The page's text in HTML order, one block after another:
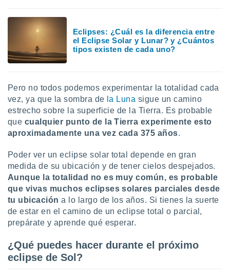
En
sean
el sitio
para
ni para
o
aunque
Puedes
acceder a
web a
abono
Eclipses: ¿Cuál es la diferencia entre
el Eclipse Solar y Lunar? y ¿Cuántos
tipos existen de cada uno?
Pero no todos podemos experimentar la totalidad cada
vez, ya que la sombra de la Luna sigue un camino
estrecho sobre la superficie de la Tierra. Es probable
que cualquier punto de la Tierra experimente esto
aproximadamente una vez cada 375 años.
Poder ver un eclipse solar total depende en gran
medida de su ubicación y de tener cielos despejados.
Aunque la totalidad no es muy común, es probable
que vivas muchos eclipses solares parciales desde
tu ubicación a lo largo de los años. Si tienes la suerte
de estar en el camino de un eclipse total o parcial,
prepárate y aprende qué esperar.
¿Qué puedes hacer durante el próximo
eclipse de Sol?